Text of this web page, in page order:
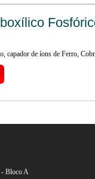
capador de íons de Ferro,
- Bloco A